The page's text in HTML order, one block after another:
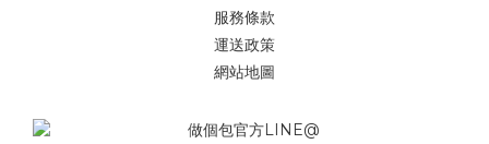
服務條款
運送政策
網站地圖